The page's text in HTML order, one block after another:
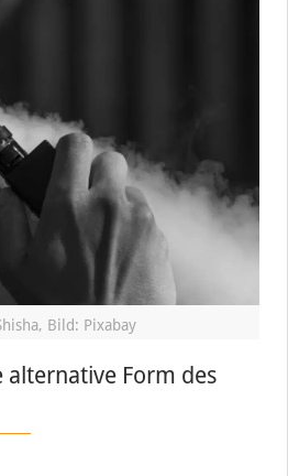
Bild: Pixabay
alternative Form des